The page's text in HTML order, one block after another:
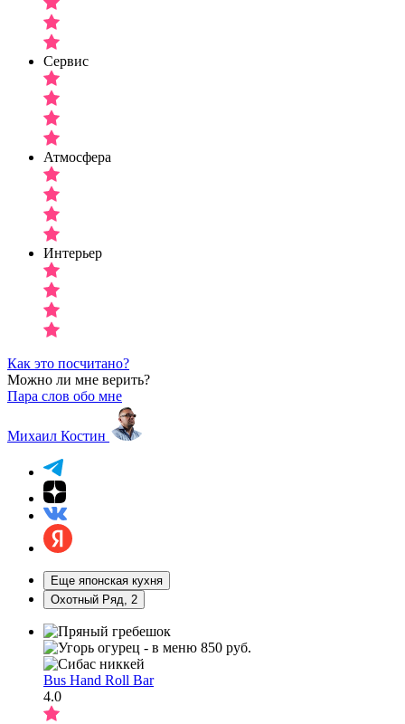
Сервис
Атмосфера
Интерьер
Как это посчитано?
Можно ли мне верить?
Пара слов обо мне
Михаил Костин
Еще японская кухня
Охотный Ряд, 2
Bus Hand Roll Bar
4.0